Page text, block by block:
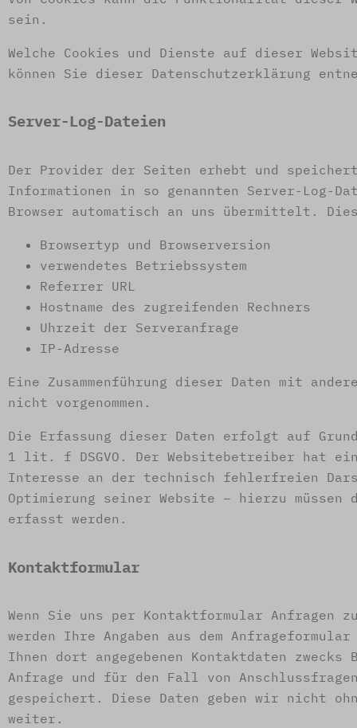
sein.
Welche Cookies und Dienste auf dieser
können Sie dieser Datenschutzerklärung
Server-Log-Dateien
Der Provider der Seiten erhebt und
Informationen in so genannten Server-Log-
Browser automatisch an uns übermittelt.
Browsertyp und Browserversion
verwendetes Betriebssystem
Referrer URL
Hostname des zugreifenden Rechners
Uhrzeit der Serveranfrage
IP-Adresse
Eine Zusammenführung dieser Daten mit
nicht vorgenommen.
Die Erfassung dieser Daten erfolgt auf
1 lit. f DSGVO. Der Websitebetreiber hat
Interesse an der technisch fehlerfreien
Optimierung seiner Website – hierzu
erfasst werden.
Kontaktformular
Wenn Sie uns per Kontaktformular Anfragen
werden Ihre Angaben aus dem
Ihnen dort angegebenen Kontaktdaten zwecks
Anfrage und für den Fall von
gespeichert. Diese Daten geben wir nicht
weiter.